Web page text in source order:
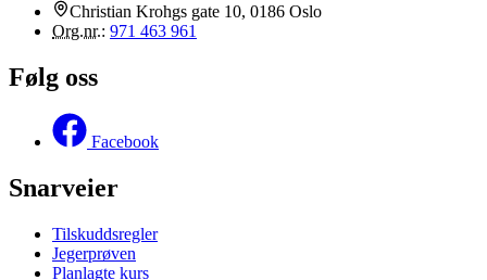
Christian Krohgs gate 10, 0186 Oslo
Org.nr.: 971 463 961
Følg oss
Facebook
Snarveier
Tilskuddsregler
Jegerprøven
Planlagte kurs